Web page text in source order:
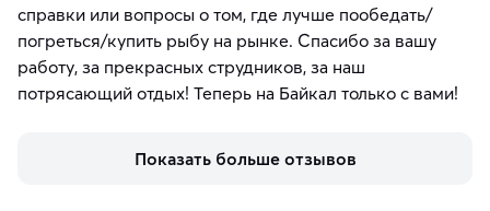
справки или вопросы о том, где лучше пообедать/
погреться/купить рыбу на рынке. Спасибо за вашу
работу, за прекрасных струдников, за наш
потрясающий отдых! Теперь на Байкал только с вами!
Показать больше отзывов